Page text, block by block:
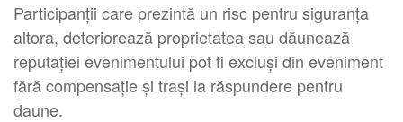
Participanții care prezintă un risc pentru siguranța
altora, deteriorează proprietatea sau dăunează
reputației evenimentului pot fi excluși din eveniment
fără compensație și trași la răspundere pentru
daune.